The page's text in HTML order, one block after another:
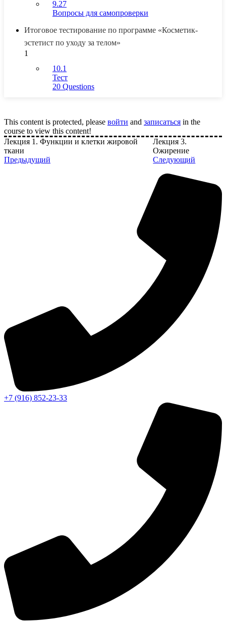
9.27
Вопросы для самопроверки
Итоговое тестирование по программе «Косметик-
эстетист по уходу за телом»
1
10.1
Тест
20 Questions
This content is protected, please войти and записаться in the
course to view this content!
Лекция 1. Функции и клетки жировой
ткани
Предыдущий
Лекция 3.
Ожирение
Следующий
+7 (916) 852-23-33